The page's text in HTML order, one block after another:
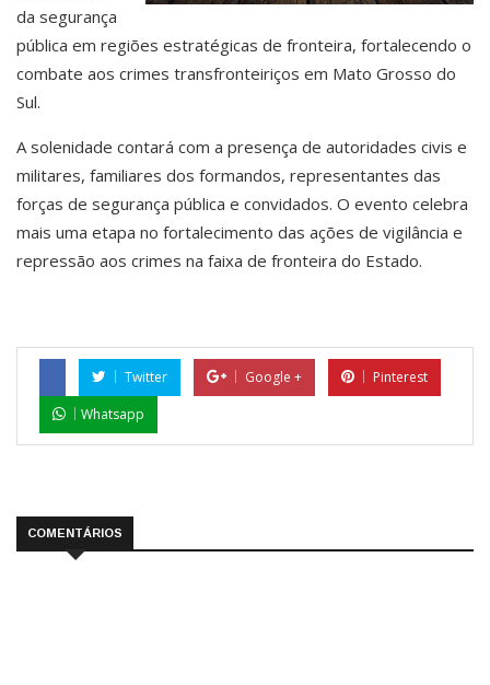
da segurança
pública em regiões estratégicas de fronteira, fortalecendo o
combate aos crimes transfronteiriços em Mato Grosso do
Sul.
A solenidade contará com a presença de autoridades civis e
militares, familiares dos formandos, representantes das
forças de segurança pública e convidados. O evento celebra
mais uma etapa no fortalecimento das ações de vigilância e
repressão aos crimes na faixa de fronteira do Estado.
Twitter Google +
Pinterest
Whatsapp
COMENTÁRIOS